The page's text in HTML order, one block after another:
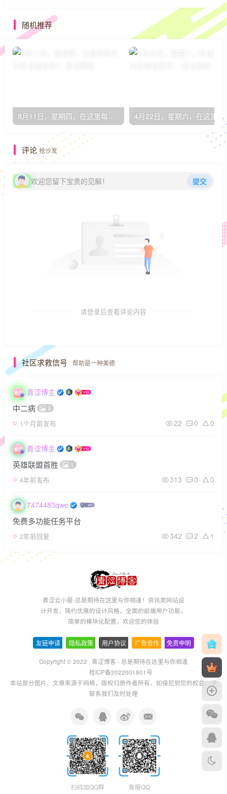
随机推荐
8月11日，星期四，在这里每天60秒读懂世界！
评论抢沙发
欢迎您留下宝贵的见解！ 提交
请登录后查看评论内容
社区求救信号 帮助是一种美德
青涩博主
中二病 9
1个月前发布 22 0 0
青涩博主
英雄联盟首胜 1
4年前发布 313 0 0
7474483qwe
免费多功能任务平台
2年前回复 342 2 1
青涩云小屋-总是期待在这里与你相逢！资讯类网站设
计开发，简约优雅的设计风格，全面的前端用户功能，
简单的模块化配置，欢迎您的体验
友链申请 隐私政策 用户协议 广告合作 免责申明
Copyright © 2022 · 青涩博客 - 总是期待在这里与你相逢
桂ICP备2022001801号
本站部分图片、文章来源于网络，版权归原作者所有，如侵犯到您的权益，请
联系我们及时处理
扫码加QQ群 客服QQ